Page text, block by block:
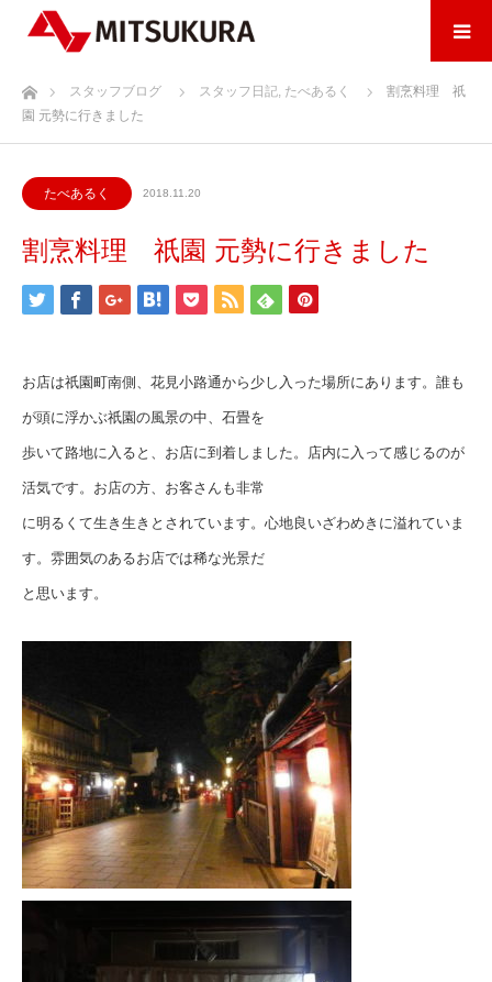
ホームスタッフブログ スタッフ日記, たべあるく
割烹料理 祇
園 元勢に行きました
たべあるく 2018.11.20
割烹料理 祇園 元勢に行きました
お店は祇園町南側、花見小路通から少し入った場所にあります。誰も
が頭に浮かぶ祇園の風景の中、石畳を
歩いて路地に入ると、お店に到着しました。店内に入って感じるのが
活気です。お店の方、お客さんも非常
に明るくて生き生きとされています。心地良いざわめきに溢れていま
す。雰囲気のあるお店では稀な光景だ
と思います。